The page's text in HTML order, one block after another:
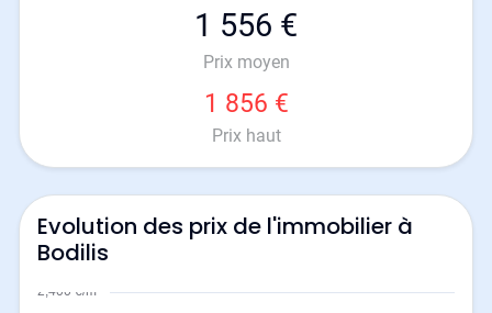
1 556 €
Prix moyen
1 856 €
Prix haut
Evolution des prix de l'immobilier à
Bodilis